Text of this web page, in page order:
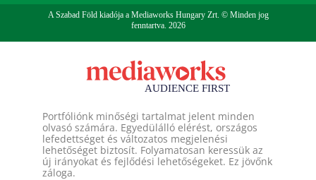
A Szabad Föld kiadója a Mediaworks Hungary Zrt. © Minden jog
fenntartva. 2026
Portfóliónk minőségi tartalmat jelent minden
olvasó számára. Egyedülálló elérést, országos
lefedettséget és változatos megjelenési
lehetőséget biztosít. Folyamatosan keressük az
új irányokat és fejlődési lehetőségeket. Ez jövőnk
záloga.